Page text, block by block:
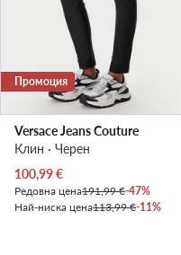
Промоция
Versace Jeans Couture
Клин · Черен
Актуална цена
100,99€
Редовна цена191,99 €-47%
Най-ниска цена113,99 €-11%